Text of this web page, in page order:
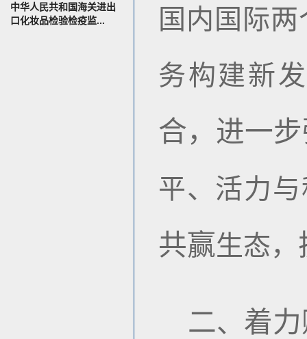
中华人民共和国海关进出
口化妆品检验检疫监...
国内国际
务构建新
合，进一
平、活力
共赢生态，
二、 着